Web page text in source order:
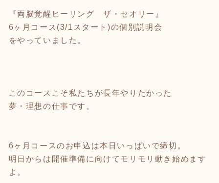
『両脳覚醒ヒーリング ザ・セオリー』
6ヶ月コース(3/1スタート)の個別説明会
をやっていました。
このコースこそ私たちが長年やりたかった
夢・理想の仕事です。
6ヶ月コースのお申込は本日いっぱいで締切。
明日からは開催準備に向けてモリモリ動き始めます
よ。